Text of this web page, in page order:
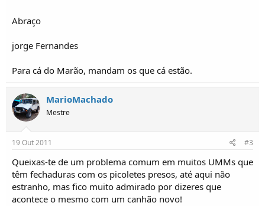
Abraço
jorge Fernandes
Para cá do Marão, mandam os que cá estão.
MarioMachado
Mestre
19 Out 2011 #3
Queixas-te de um problema comum em muitos UMMs que
têm fechaduras com os picoletes presos, até aqui não
estranho, mas fico muito admirado por dizeres que
acontece o mesmo com um canhão novo!